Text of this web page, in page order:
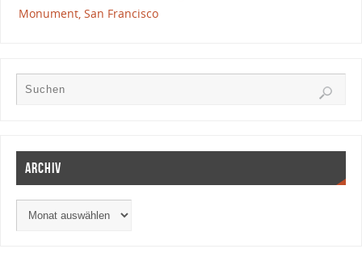
Monument, San Francisco
Archiv